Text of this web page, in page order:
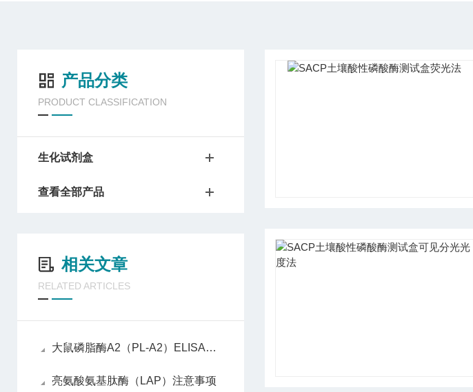
产品分类
PRODUCT CLASSIFICATION
生化试剂盒
查看全部产品
相关文章
RELATED ARTICLES
大鼠磷脂酶A2（PL-A2）ELISA免费代测试剂盒操作步骤
亮氨酸氨基肽酶（LAP）注意事项